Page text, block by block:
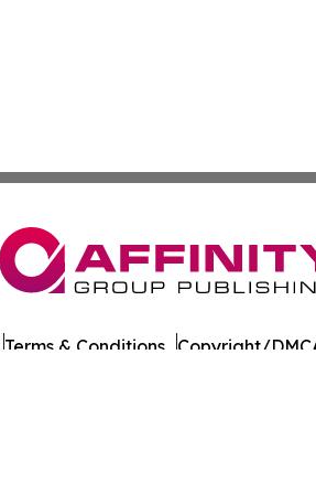
Terms & Conditions Copyright/